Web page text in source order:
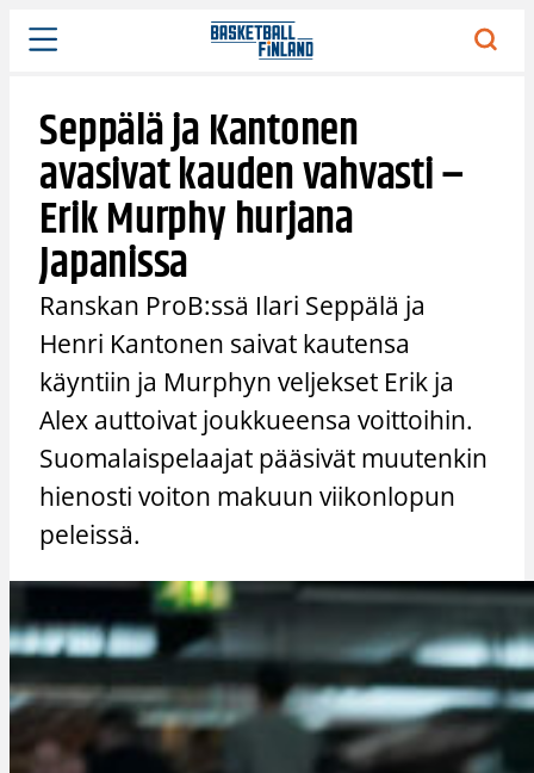
Siirry
sisältöön
Seppälä ja Kantonen
avasivat kauden vahvasti –
Erik Murphy hurjana
Japanissa
Ranskan ProB:ssä Ilari Seppälä ja
Henri Kantonen saivat kautensa
käyntiin ja Murphyn veljekset Erik ja
Alex auttoivat joukkueensa voittoihin.
Suomalaispelaajat pääsivät muutenkin
hienosti voiton makuun viikonlopun
peleissä.